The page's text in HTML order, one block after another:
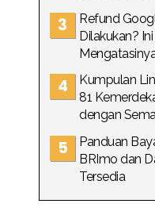
Refund
Dilakukan?
Kumpulan
81
dengan
Panduan
BRImo dan
Tersedia